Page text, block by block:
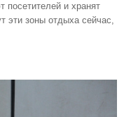
посетителей и хранят
эти зоны отдыха сейчас,